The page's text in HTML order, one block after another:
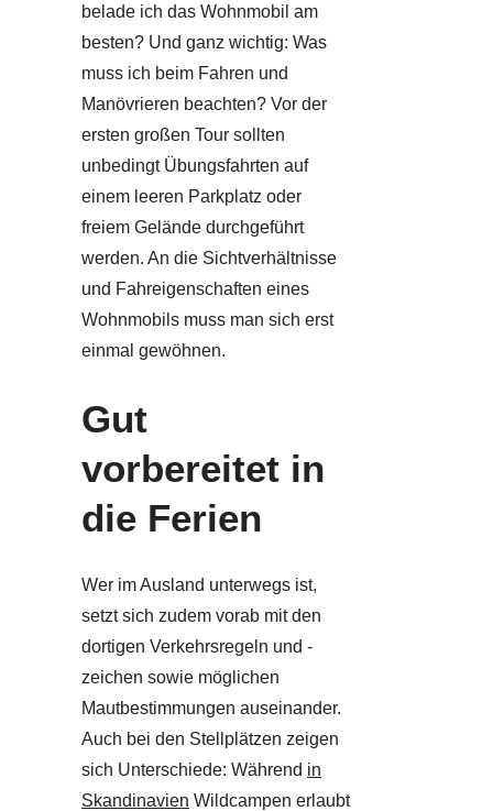
belade ich das Wohnmobil am
besten? Und ganz wichtig: Was
muss ich beim Fahren und
Manövrieren beachten? Vor der
ersten großen Tour sollten
unbedingt Übungsfahrten auf
einem leeren Parkplatz oder
freiem Gelände durchgeführt
werden. An die Sichtverhältnisse
und Fahreigenschaften eines
Wohnmobils muss man sich erst
einmal gewöhnen.
Gut
vorbereitet in
die Ferien
Wer im Ausland unterwegs ist,
setzt sich zudem vorab mit den
dortigen Verkehrsregeln und -
zeichen sowie möglichen
Mautbestimmungen auseinander.
Auch bei den Stellplätzen zeigen
sich Unterschiede: Während in
Skandinavien Wildcampen erlaubt